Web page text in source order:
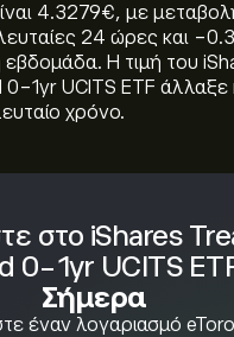
στο iShares
0-1yr UCITS
Σήμερα
έναν λογαριασμό
4.3279‎€‎, με
24 ώρες και ‎-
Η τιμή του
0-1yr UCITS ETF άλλαξε
χρόνο.